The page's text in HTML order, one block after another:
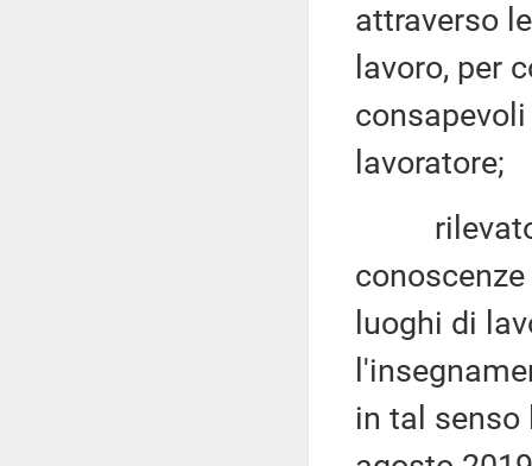
attraverso
lavoro, per
lavoratore;
rilevato
luoghi di
in tal senso